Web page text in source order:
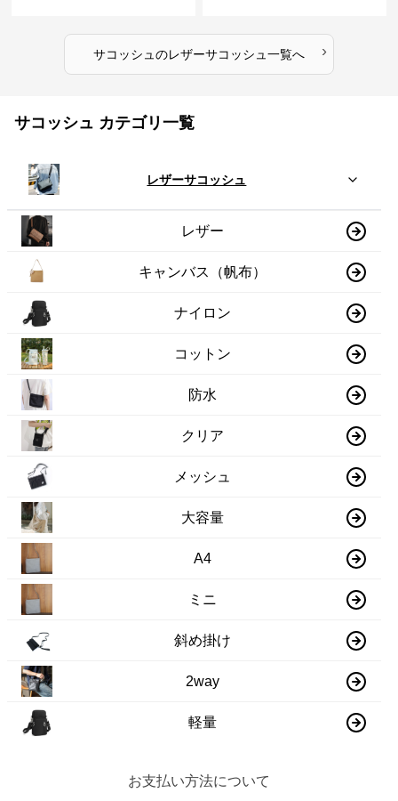
サコッシュ のレザーサコッシュ 一覧へ ›
サコッシュ カテゴリ一覧
レザーサコッシュ
レザー
キャンバス（帆布）
ナイロン
コットン
防水
クリア
メッシュ
大容量
A4
ミニ
斜め掛け
2way
軽量
お支払い方法について